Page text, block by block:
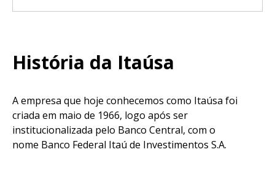
História da Itaúsa
A empresa que hoje conhecemos como Itaúsa foi
criada em maio de 1966, logo após ser
institucionalizada pelo Banco Central, com o
nome Banco Federal Itaú de Investimentos S.A.